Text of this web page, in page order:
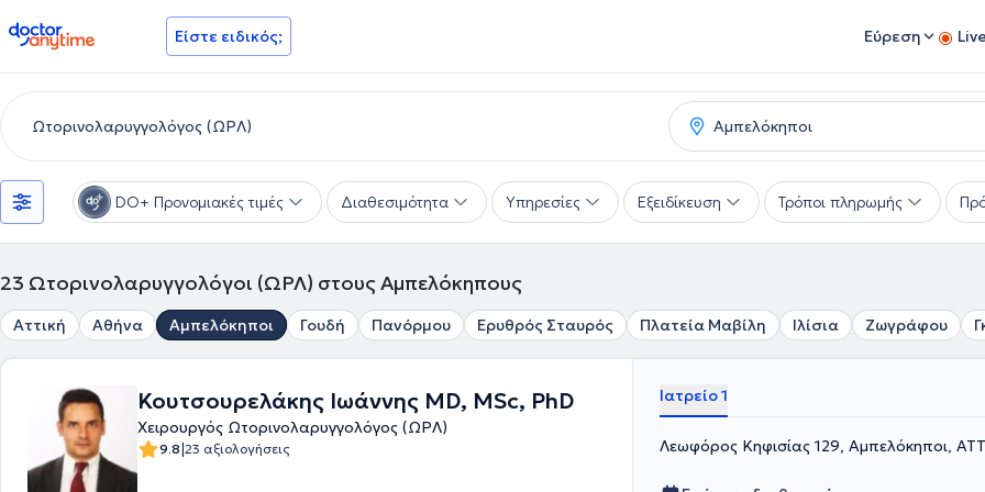
doctoranytime Είστε ειδικός; Εύρεση
DO+ Προνομιακές τιμές Διαθεσιμότητα Υπηρεσίες Εξειδίκευση Τρόποι πληρωμής
23 Ωτορινολαρυγγολόγοι (ΩΡΛ) στους Αμπελόκηπους
Αττική Αθήνα Αμπελόκηποι Γουδή Πανόρμου Ερυθρός Σταυρός Πλατεία Μαβίλη Ιλίσια Ζωγράφου
Κουτσουρελάκης Ιωάννης MD, MSc, PhD
Χειρουργός Ωτορινολαρυγγολόγος (ΩΡΛ)
9.8|23 αξιολογήσεις
Ιατρείο 1
Λεωφόρος Κηφισίας 129, Αμπελόκηποι,